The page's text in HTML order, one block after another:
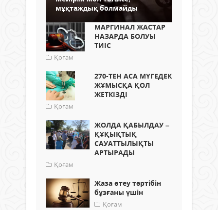
мұқтаждық болмайды
МАРГИНАЛ ЖАСТАР
НАЗАРДА БОЛУЫ
ТИІС
Қоғам
270-ТЕН АСА МҮГЕДЕК
ЖҰМЫСҚА ҚОЛ
ЖЕТКІЗДІ
Қоғам
ЖОЛДА ҚАБЫЛДАУ –
ҚҰҚЫҚТЫҚ
САУАТТЫЛЫҚТЫ
АРТЫРАДЫ
Қоғам
Жаза өтеу тәртібін
бұзғаны үшін
Қоғам